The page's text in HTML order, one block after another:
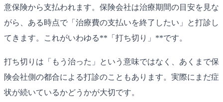
意保険から支払われます。保険会社は治療期間の目安を見な
がら、ある時点で「治療費の支払いを終了したい」と打診し
てきます。これがいわゆる**「打ち切り」**です。
打ち切りは「もう治った」という意味ではなく、あくまで保
険会社側の都合による打診のこともあります。実際にまだ症
状が続いているかどうかが大切です。